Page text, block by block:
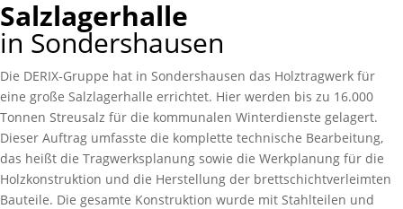
Salzlagerhalle
in Sondershausen
Die DERIX-Gruppe hat in Sonders­hausen das Holz­trag­werk für
eine große Salz­lager­halle errichtet. Hier werden bis zu 16.000
Tonnen Streu­salz für die kommu­nalen Winter­dienste gelagert.
Dieser Auftrag umfasste die kom­plette technische Bearbeitung,
das heißt die Trag­werks­planung sowie die Werk­planung für die
Holz­konstruktion und die Herstellung der brett­schicht­verleim­ten
Bauteile. Die gesamte Konstruk­tion wurde mit Stahl­teilen und